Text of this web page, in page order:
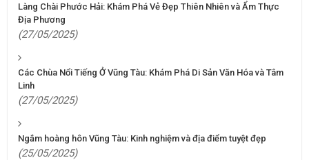
Làng Chài Phước Hải: Khám Phá Vẻ Đẹp Thiên Nhiên và Ẩm Thực
Địa Phương
(27/05/2025)
Các Chùa Nổi Tiếng Ở Vũng Tàu: Khám Phá Di Sản Văn Hóa và Tâm
Linh
(27/05/2025)
Ngắm hoàng hôn Vũng Tàu: Kinh nghiệm và địa điểm tuyệt đẹp
(25/05/2025)